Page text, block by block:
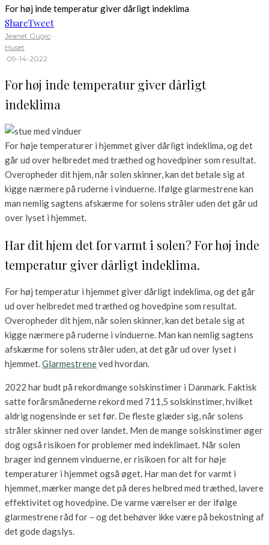
For høj inde temperatur giver dårligt indeklima
ShareTweet
Jeanet Gugic·
Huset
·09-14-2022
For høj inde temperatur giver dårligt
indeklima
For høje temperaturer i hjemmet giver dårligt indeklima, og det
går ud over helbredet med træthed og hovedpiner som resultat.
Overopheder dit hjem, når solen skinner, kan det betale sig at
kigge nærmere på ruderne i vinduerne. Ifølge glarmestrene kan
man nemlig sagtens afskærme for solens stråler uden det går ud
over lyset i hjemmet.
Har dit hjem det for varmt i solen? For høj inde
temperatur giver dårligt indeklima.
For høj temperatur i hjemmet giver dårligt indeklima, og det går
ud over helbredet med træthed og hovedpine som resultat.
Overopheder dit hjem, når solen skinner, kan det betale sig at
kigge nærmere på ruderne i vinduerne. Man kan nemlig sagtens
afskærme for solens stråler uden, at det går ud over lyset i
hjemmet.Glarmestreneved hvordan.
2022 har budt på rekordmange solskinstimer i Danmark. Faktisk
satte forårsmånederne rekord med 711,5 solskinstimer, hvilket
aldrig nogensinde er set før. De fleste glæder sig, når solens
stråler skinner ned over landet. Men de mange solskinstimer øger
dog også risikoen for problemer med indeklimaet. Når solen
brager ind gennem vinduerne, er risikoen for alt for høje
temperaturer i hjemmet også øget. Har man det for varmt i
hjemmet, mærker mange det på deres helbred med træthed, lavere
effektivitet og hovedpine. De varme værelser er der ifølge
glarmestrene råd for – og det behøver ikke være på bekostning af
det gode dagslys.